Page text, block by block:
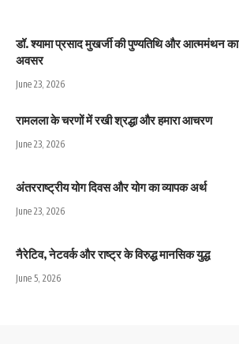
डॉ. श्यामा प्रसाद मुखर्जी की पुण्यतिथि और आत्ममंथन का
अवसर
June 23, 2026
रामलला के चरणों में रखी श्रद्धा और हमारा आचरण
June 23, 2026
अंतरराष्ट्रीय योग दिवस और योग का व्यापक अर्थ
June 23, 2026
नैरेटिव, नेटवर्क और राष्ट्र के विरुद्ध मानसिक युद्ध
June 5, 2026